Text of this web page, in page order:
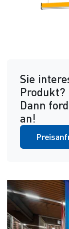
Sie
Produkt?
Dann
an!